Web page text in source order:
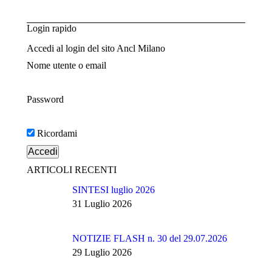
Login rapido
Accedi al login del sito Ancl Milano
Nome utente o email
Password
Ricordami
ARTICOLI RECENTI
SINTESI luglio 2026
31 Luglio 2026
NOTIZIE FLASH n. 30 del 29.07.2026
29 Luglio 2026